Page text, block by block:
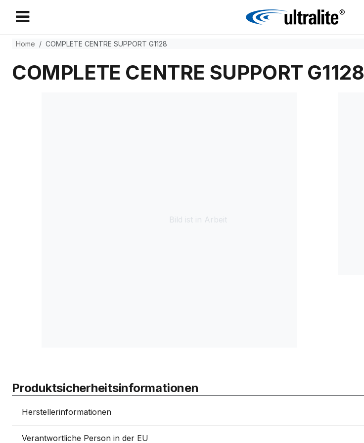
Home COMPLETE CENTRE SUPPORT G1128
COMPLETE CENTRE SUPPORT G1128
Bild ist in Arbeit
Produktsicherheitsinformationen
Herstellerinformationen
Verantwortliche Person in der EU